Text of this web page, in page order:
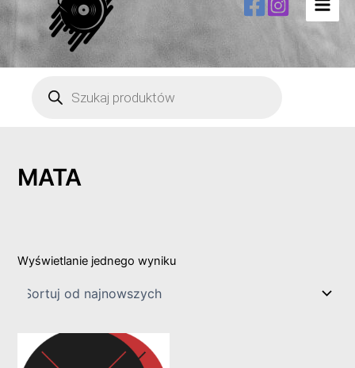
produktów
MATA
Wyświetlanie jednego wyniku